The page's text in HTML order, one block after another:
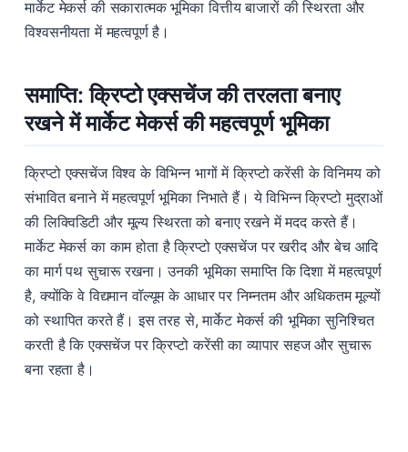
मार्केट मेकर्स की सकारात्मक भूमिका वित्तीय बाजारों की स्थिरता और
विश्वसनीयता में महत्वपूर्ण है।
समाप्ति: क्रिप्टो एक्सचेंज की तरलता बनाए
रखने में मार्केट मेकर्स की महत्वपूर्ण भूमिका
क्रिप्टो एक्सचेंज विश्व के विभिन्न भागों में क्रिप्टो करेंसी के विनिमय को
संभावित बनाने में महत्वपूर्ण भूमिका निभाते हैं। ये विभिन्न क्रिप्टो मुद्राओं
की लिक्विडिटी और मूल्य स्थिरता को बनाए रखने में मदद करते हैं।
मार्केट मेकर्स का काम होता है क्रिप्टो एक्सचेंज पर खरीद और बेच आदि
का मार्ग पथ सुचारू रखना। उनकी भूमिका समाप्ति कि दिशा में महत्वपूर्ण
है, क्योंकि वे विद्यमान वॉल्यूम के आधार पर निम्नतम और अधिकतम मूल्यों
को स्थापित करते हैं। इस तरह से, मार्केट मेकर्स की भूमिका सुनिश्चित
करती है कि एक्सचेंज पर क्रिप्टो करेंसी का व्यापार सहज और सुचारू
बना रहता है।